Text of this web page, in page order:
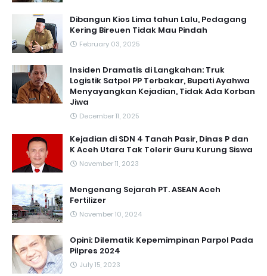
Dibangun Kios Lima tahun Lalu, Pedagang
Kering Bireuen Tidak Mau Pindah
February 03, 2025
Insiden Dramatis di Langkahan: Truk
Logistik Satpol PP Terbakar, Bupati Ayahwa
Menyayangkan Kejadian, Tidak Ada Korban
Jiwa
December 11, 2025
Kejadian di SDN 4 Tanah Pasir, Dinas P dan
K Aceh Utara Tak Tolerir Guru Kurung Siswa
November 11, 2023
Mengenang Sejarah PT. ASEAN Aceh
Fertilizer
November 10, 2024
Opini: Dilematik Kepemimpinan Parpol Pada
Pilpres 2024
July 15, 2023